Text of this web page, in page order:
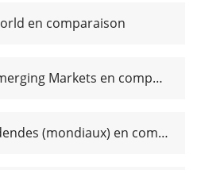
en comparaison
ETF MSCI Emerging Markets en comparaison
ETF de dividendes (mondiaux) en comparaison